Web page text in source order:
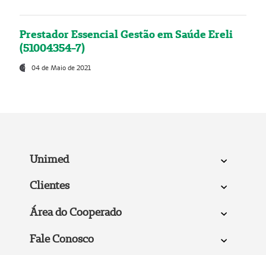
Prestador Essencial Gestão em Saúde Ereli
(51004354-7)
04 de Maio de 2021
Unimed
Clientes
Área do Cooperado
Fale Conosco